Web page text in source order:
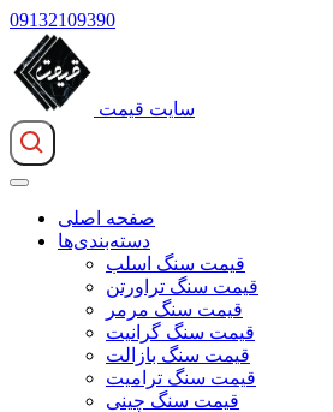
09132109390
سایت قیمت
صفحه اصلی
دسته‌بندی‌ها
قیمت سنگ اسلب
قیمت سنگ تراورتن
قیمت سنگ مرمر
قیمت سنگ گرانیت
قیمت سنگ بازالت
قیمت سنگ ترامیت
قیمت سنگ چینی